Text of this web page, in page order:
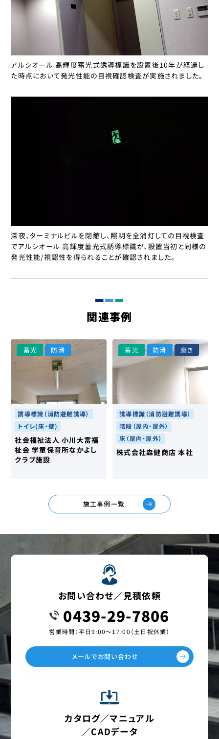
アルシオール 高輝度蓄光式誘導標識を設置後10年が経過し
た時点において発光性能の目視確認検査が実施されました。
深夜、ターミナルビルを閉館し、照明を全消灯しての目視検査
でアルシオール 高輝度蓄光式誘導標識が、設置当初と同様の
発光性能/視認性を得られることが確認されました。
関連事例
⁩蓄光 防滑
誘導標識（消防避難誘導）
トイレ(床・壁)
社会福祉法人 小川大富福
祉会 学童保育所なかよし
クラブ施設
⁩蓄光 防滑 磨き
誘導標識（消防避難誘導）
階段（屋内・屋外）
床（屋内・屋外）
株式会社森健商店 本社
施工事例一覧
お問い合わせ／見積依頼
0439-29-7806
営業時間：平日9:00〜17:00（土日祝休業）
メールでお問い合わせ
カタログ／マニュアル
／CADデータ